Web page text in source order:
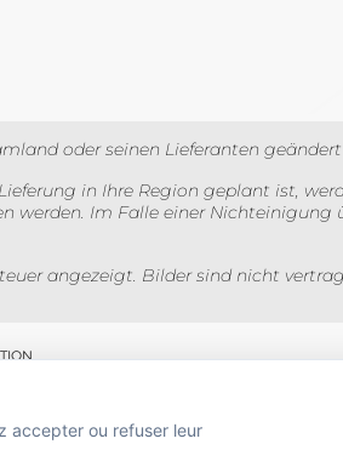
oder seinen Lieferanten geändert
in Ihre Region geplant ist,
werden. Im Falle einer Nichteinigung
angezeigt. Bilder sind nicht
SANTÉ PUBLIQUE, ART.L.3342-1 et
accepter ou refuser leur